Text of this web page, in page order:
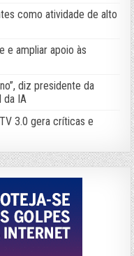
como atividade de alto
e ampliar apoio às
diz presidente da
da IA
3.0 gera críticas e